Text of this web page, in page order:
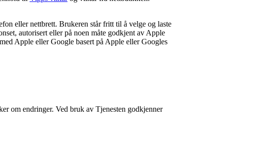
eller nettbrett. Brukeren står fritt til å velge og laste
autorisert eller på noen måte godkjent av Apple
Apple eller Google basert på Apple eller Googles
om endringer. Ved bruk av Tjenesten godkjenner